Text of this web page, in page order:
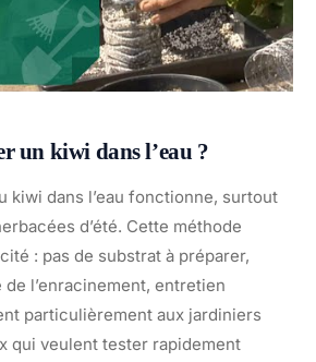
un kiwi dans l’eau ?
kiwi dans l’eau fonctionne, surtout
d’été. Cette méthode
: pas de substrat à préparer,
l’enracinement, entretien
particulièrement aux jardiniers
qui veulent tester rapidement